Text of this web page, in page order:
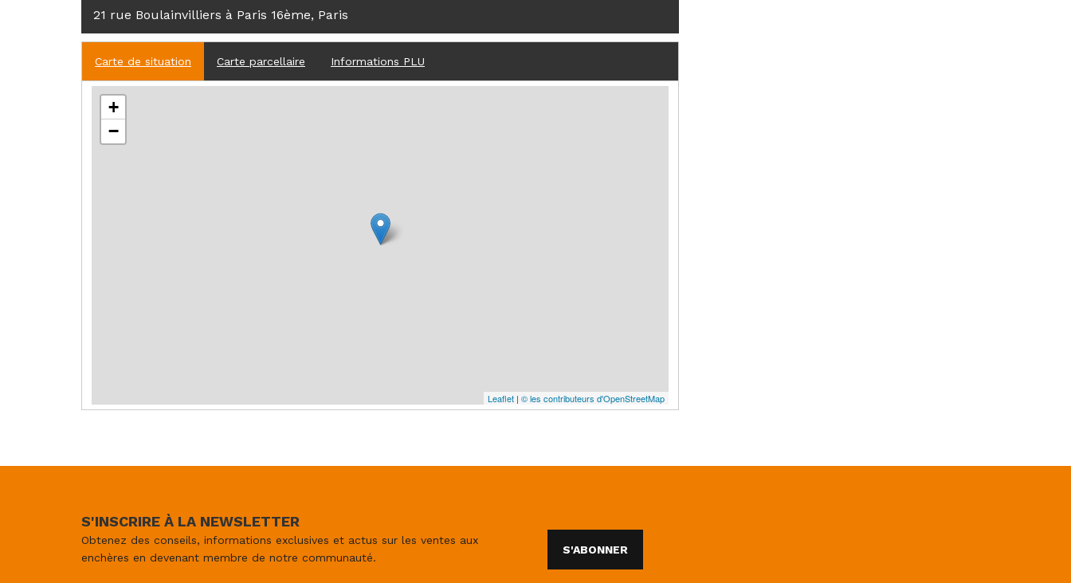
21 rue Boulainvilliers à Paris 16ème, Paris
Carte de situation Carte parcellaire Informations PLU
+
−
Leaflet | © les contributeurs d'OpenStreetMap
S'INSCRIRE À LA NEWSLETTER
Obtenez des conseils, informations exclusives et actus sur les ventes aux
enchères en devenant membre de notre communauté.
S'ABONNER